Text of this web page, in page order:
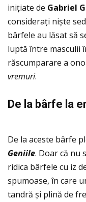
iniţiate de Gabriel
consideraţi niște
bârfele au lăsat să
luptă între masculii
răscumparare a
vremuri.
De la bârfe la
De la aceste bârfe
Geniile. Doar că nu
ridica bârfele cu iz
spumoase, în care
tandră și plină de